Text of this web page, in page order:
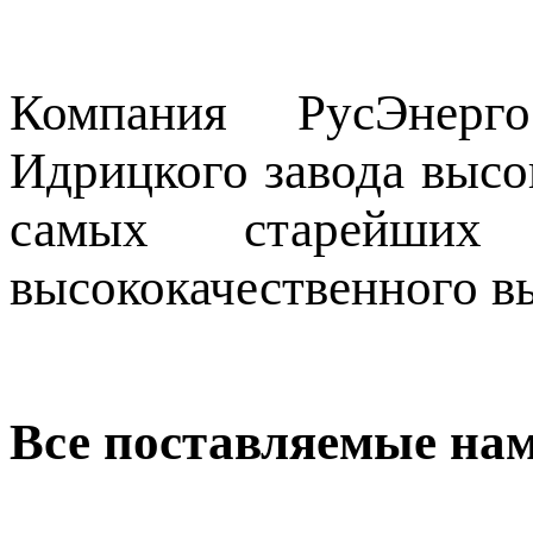
Компания
Идрицкого завода
самых старейших
высококачественного
Все поставляемые